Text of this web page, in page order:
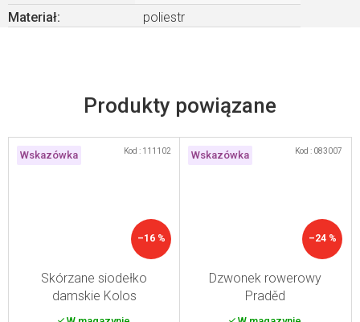
Produkty powiązane
Wskazówka
–16 %
Skórzane siodełko
damskie Kolos
Kod : 111102 Wskazówka
–24 %
Dzwonek rowerowy
Praděd
Kod : 083007
Materiał: poliestr